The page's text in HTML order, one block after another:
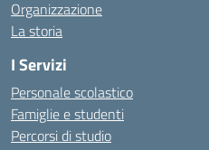
Organizzazione
La storia
I Servizi
Personale scolastico
Famiglie e studenti
Percorsi di studio